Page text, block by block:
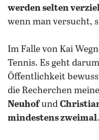
werden selten
wenn man versucht,
Im Falle von Kai
Tennis. Es geht
Öffentlichkeit
die Recherchen
Neuhofund
mindestens zweimal.